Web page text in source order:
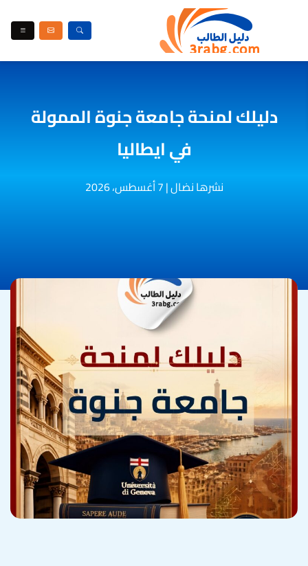
دليلك لمنحة جامعة جنوة الممولة
في ايطاليا
نشرها نضال|7 أغسطس، 2026